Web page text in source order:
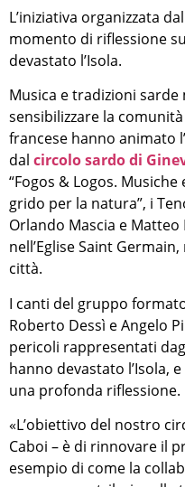
L’iniziativa organizzata
momento di riflessione
devastato l’Isola.
Musica e tradizioni
sensibilizzare la
francese hanno animato
dal circolo sardo di
“Fogos & Logos.
grido per la natura”, i
Orlando Mascia e
nell’Eglise Saint
città.
I canti del gruppo
Roberto Dessì e Angelo
pericoli rappresentati
hanno devastato l’Isola,
una profonda riflessione.
«L’obiettivo del nostro
Caboi – è di rinnovare il
esempio di come la